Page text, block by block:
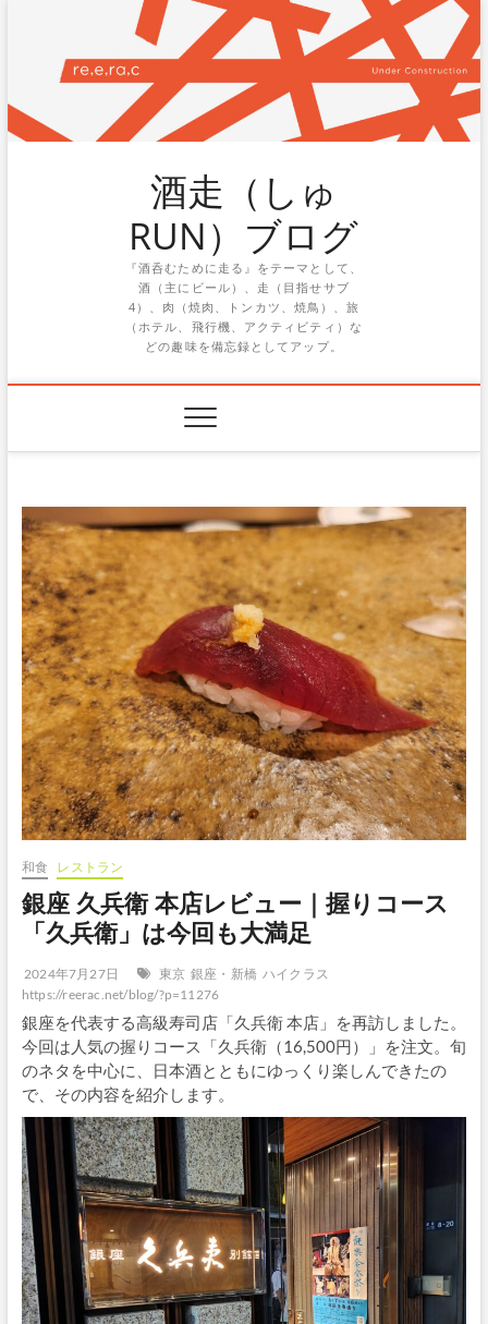
酒走（しゅ
RUN）ブログ
『酒呑むために走る』をテーマとして、
酒（主にビール）、走（目指せサブ
4）、肉（焼肉、トンカツ、焼鳥）、旅
（ホテル、飛行機、アクティビティ）な
どの趣味を備忘録としてアップ。
和食 レストラン
銀座 久兵衛 本店レビュー｜握りコース
「久兵衛」は今回も大満足
2024年7月27日 東京 銀座・新橋 ハイクラス
https://reerac.net/blog/?p=11276
銀座を代表する高級寿司店「久兵衛 本店」を再訪しました。
今回は人気の握りコース「久兵衛（16,500円）」を注文。旬
のネタを中心に、日本酒とともにゆっくり楽しんできたの
で、その内容を紹介します。